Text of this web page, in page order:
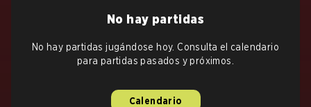
No hay partidas
No hay partidas jugándose hoy. Consulta el calendario
para partidas pasados y próximos.
Calendario